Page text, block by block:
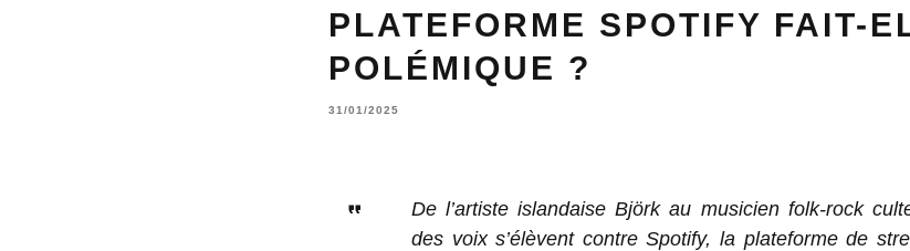
PLATEFORME SPOTIFY FAIT-
POLÉMIQUE ?
31/01/2025
De l’artiste islandaise Björk au musicien folk-rock
des voix s’élèvent contre Spotify, la plateforme de